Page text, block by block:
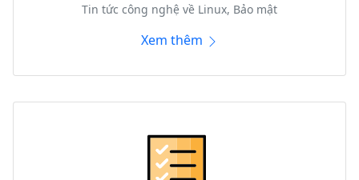
Tin tức công nghệ về Linux, Bảo mật
Xem thêm